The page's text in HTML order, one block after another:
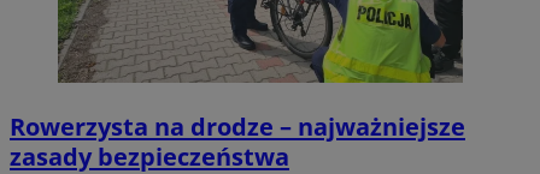
Rowerzysta na drodze – najważniejsze
zasady bezpieczeństwa